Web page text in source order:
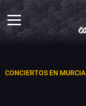
CONCIERTOS EN MURCIA